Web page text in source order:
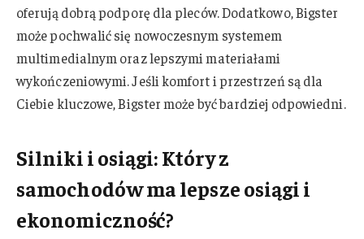
oferują dobrą podporę dla pleców. Dodatkowo, Bigster
może pochwalić się nowoczesnym systemem
multimedialnym oraz lepszymi materiałami
wykończeniowymi. Jeśli komfort i przestrzeń są dla
Ciebie kluczowe, Bigster może być bardziej odpowiedni.
Silniki i osiągi: Który z
samochodów ma lepsze osiągi i
ekonomiczność?